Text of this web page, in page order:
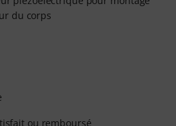
du corps
ou remboursé